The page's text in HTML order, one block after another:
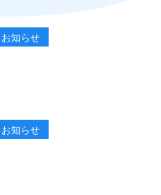
お知らせ
お知らせ